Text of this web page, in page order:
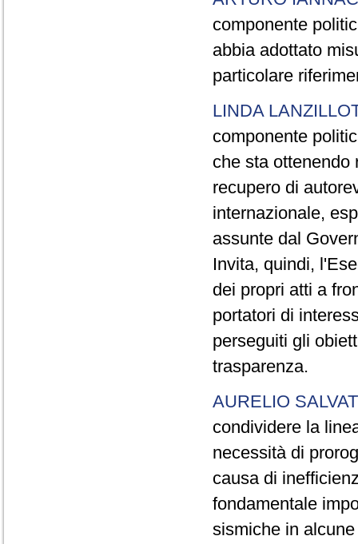
componente
abbia adottato
particolare
LINDA
componente
che sta ottenendo
recupero di
internazionale,
assunte dal
Invita, quindi,
dei propri atti a
portatori di
perseguiti gli
trasparenza.
AURELIO
condividere la
necessità di
causa di
fondamentale
sismiche in